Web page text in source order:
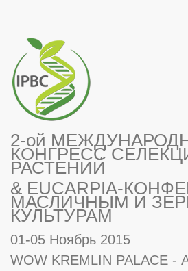
2-ой
КОНГРЕСС
РАСТЕНИЙ
& EUCARPIA-
МАСЛИЧНЫМ И
КУЛЬТУРАМ
01-05 Ноябрь 2015
WOW KREMLIN PALACE -